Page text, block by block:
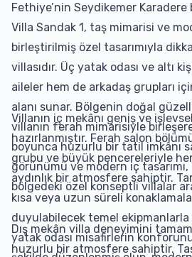
Fethiye’nin Seydikemer
Villa Sandak 1, taş mimarisi ve
birleştirilmiş özel tasarımıyla
villasıdır. Üç yatak odası ve altı
aileler hem de arkadaş grupları
alanı sunar. Bölgenin doğal
villanın ferah mimarisiyle
boyunca huzurlu bir tatil imkânı
görünümü ve modern iç tasarımı,
bölgedeki özel konseptli villalar
Villanın iç mekânı geniş ve
hazırlanmıştır. Ferah salon
grubu ve büyük pencereleriyle
aydınlık bir atmosfere sahiptir.
kısa veya uzun süreli
duyulabilecek temel ekipmanlarla
yatak odası misafirlerin
Dış mekân villa deneyimini
huzurlu bir atmosfere sahiptir.